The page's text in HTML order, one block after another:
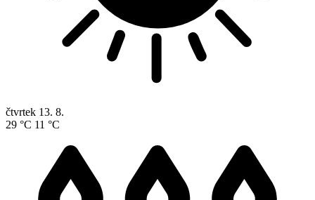
čtvrtek 13. 8.
29 °C 11 °C